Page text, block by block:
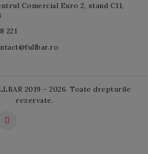
Comercial Euro 2, stand C11,
221
2019 - 2026. Toate drepturile
rezervate.